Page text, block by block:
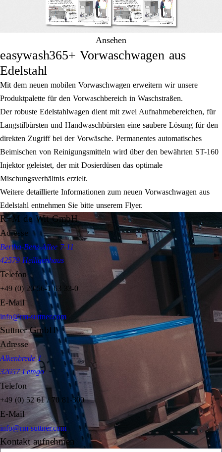
Ansehen
easywash365+ Vorwaschwagen aus
Edelstahl
Mit dem neuen mobilen Vorwaschwagen erweitern wir unsere
Produktpalette für den Vorwaschbereich in Waschstraßen.
Der robuste Edelstahlwagen dient mit zwei Aufnahmebereichen, für
Langstilbürsten und Handwaschbürsten eine saubere Lösung für den
direkten Zugriff bei der Vorwäsche. Permanentes automatisches
Beimischen von Reinigungsmitteln wird über den bewährten ST-160
Injektor geleistet, der mit Dosierdüsen das optimale
Mischungsverhältnis erzielt.
Weitere detaillierte Informationen zum neuen Vorwaschwagen aus
Edelstahl entnehmen Sie bitte unserem Flyer.
R+M de Wit GmbH
Adresse
Bertha-Benz-Allee 7-11
42579 Heiligenhaus
Telefon
+49 (0) 20 56-1 63 33-0
E-Mail
info@rm-suttner.com
Suttner GmbH
Adresse
Alkenbrede 1
32657 Lemgo
Telefon
+49 (0) 52 61 / 70 81-300
E-Mail
info@rm-suttner.com
Kontakt aufnehmen